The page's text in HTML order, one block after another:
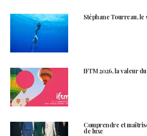
Stéphane Tourreau,
IFTM 2026, la valeur
Comprendre et
de luxe